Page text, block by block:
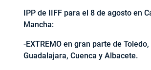
IPP de IIFF para el 8 de agosto en
Mancha:
-EXTREMO en gran parte de
Guadalajara, Cuenca y Albacete.